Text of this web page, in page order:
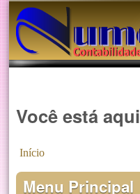
Você está aqui
Início
Menu Principal